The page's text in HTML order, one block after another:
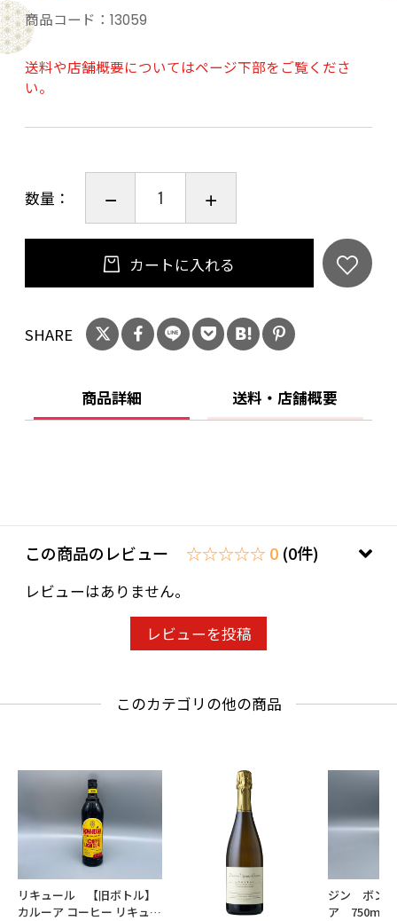
りません。
ご購入時、「ご注文手続き」画面の「お問い合
わせ欄」に、生年月日を必ず入力してくださ
い。
商品コード： 13059
送料や店舗概要についてはページ下部をご覧くださ
い。
数量：
カートに入れる
SHARE
商品詳細 送料・店舗概要
この商品のレビュー ☆☆☆☆☆ 0 (0件)
レビューはありません。
レビューを投稿
このカテゴリの他の商品
リキュール 【旧ボトル】
カルーア コーヒー リキュー
ジン ボン
ア 750ml